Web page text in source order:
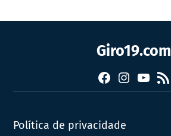
Giro19.com
FacebookInstagram
YouTube
RSS
Política de privacidade